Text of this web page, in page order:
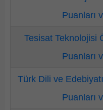
Puanları
Tesisat Teknolojisi
Puanları
Türk Dili ve
Puanları